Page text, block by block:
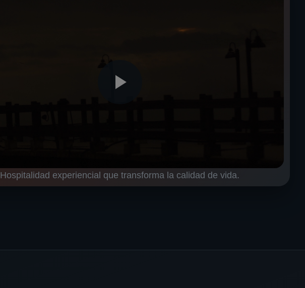
Hospitalidad experiencial que transforma la calidad de vida.